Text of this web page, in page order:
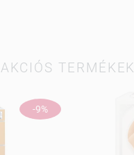
AKCIÓS TERMÉKEK
-9%